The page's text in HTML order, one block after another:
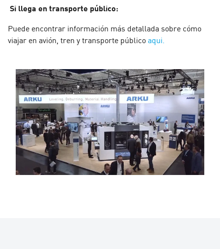
Si llega en transporte público:
Puede encontrar información más detallada sobre cómo
viajar en avión, tren y transporte públicoaqui.